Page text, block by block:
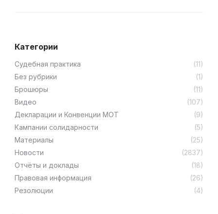
Категории
Cудебная практика
(11)
Без рубрики
(1)
Брошюры
(11)
Видео
(107)
Декларации и Конвенции МОТ
(9)
Кампании солидарности
(5)
Материалы
(25)
Новости
(2837)
Отчёты и доклады
(18)
Правовая информация
(26)
Резолюции
(4)